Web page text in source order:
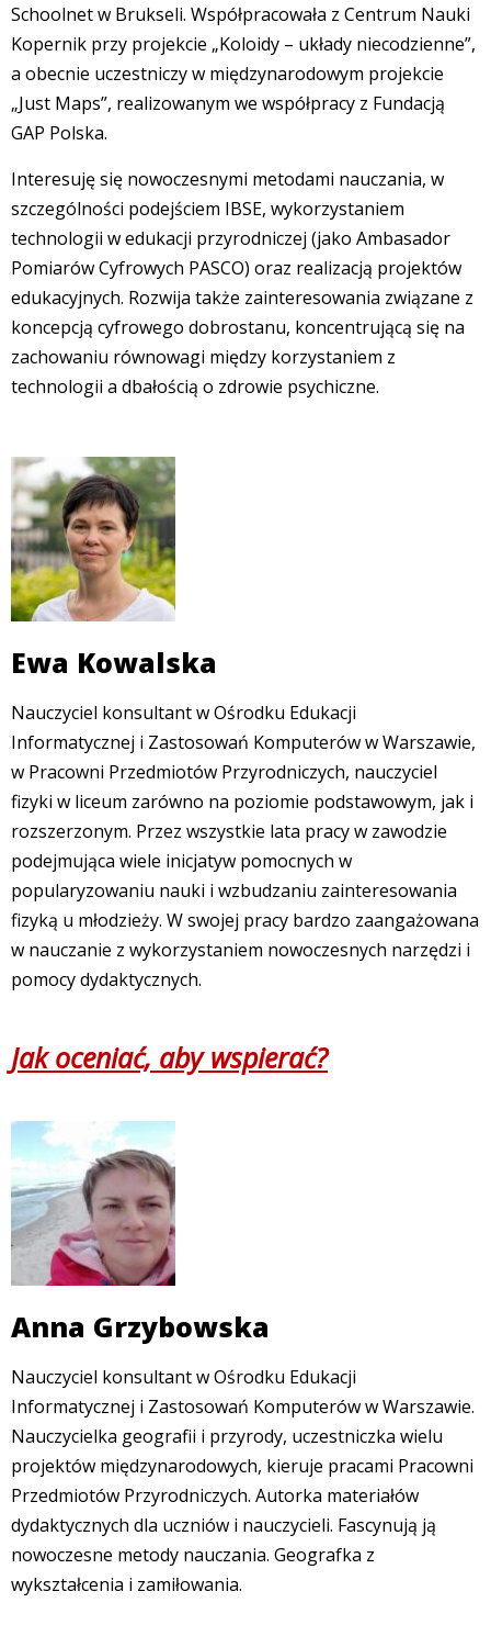
Schoolnet w Brukseli. Współpracowała z Centrum Nauki
Kopernik przy projekcie „Koloidy – układy niecodzienne”,
a obecnie uczestniczy w międzynarodowym projekcie
„Just Maps”, realizowanym we współpracy z Fundacją
GAP Polska.
Interesuję się nowoczesnymi metodami nauczania, w
szczególności podejściem IBSE, wykorzystaniem
technologii w edukacji przyrodniczej (jako Ambasador
Pomiarów Cyfrowych PASCO) oraz realizacją projektów
edukacyjnych. Rozwija także zainteresowania związane z
koncepcją cyfrowego dobrostanu, koncentrującą się na
zachowaniu równowagi między korzystaniem z
technologii a dbałością o zdrowie psychiczne.
Ewa Kowalska
Nauczyciel konsultant w Ośrodku Edukacji
Informatycznej i Zastosowań Komputerów w Warszawie,
w Pracowni Przedmiotów Przyrodniczych, nauczyciel
fizyki w liceum zarówno na poziomie podstawowym, jak i
rozszerzonym. Przez wszystkie lata pracy w zawodzie
podejmująca wiele inicjatyw pomocnych w
popularyzowaniu nauki i wzbudzaniu zainteresowania
fizyką u młodzieży. W swojej pracy bardzo zaangażowana
w nauczanie z wykorzystaniem nowoczesnych narzędzi i
pomocy dydaktycznych.
Jak oceniać, aby wspierać?
Anna Grzybowska
Nauczyciel konsultant w Ośrodku Edukacji
Informatycznej i Zastosowań Komputerów w Warszawie.
Nauczycielka geografii i przyrody, uczestniczka wielu
projektów międzynarodowych, kieruje pracami Pracowni
Przedmiotów Przyrodniczych. Autorka materiałów
dydaktycznych dla uczniów i nauczycieli. Fascynują ją
nowoczesne metody nauczania. Geografka z
wykształcenia i zamiłowania.